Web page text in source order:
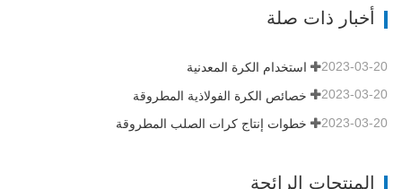
الجودة. علاوة على ذلك ، تم التصريح
أخبار ذات صلة
استخدام الكرة المعدنية 2023-03-20
خصائص الكرة الفولاذية المطروقة 2023-03-20
خطوات إنتاج كرات الصلب المطروقة 2023-03-20
المنتجات الرائجة